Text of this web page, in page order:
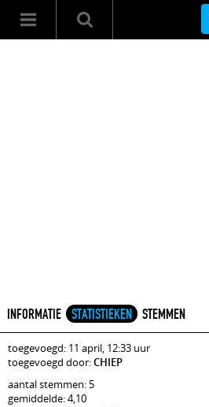
INFORMATIE STATISTIEKEN STEMMEN
toegevoegd: 11 april, 12:33 uur
toegevoegd door:CHIEP
aantal stemmen: 5
gemiddelde: 4,10